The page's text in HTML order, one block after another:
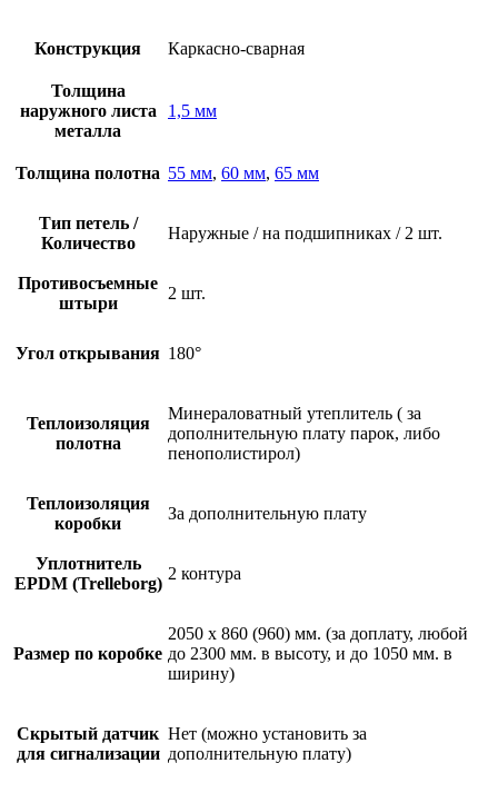
Конструкция Каркасно-сварная
Толщина
наружного листа
металла
1,5 мм
Толщина полотна 55 мм, 60 мм, 65 мм
Тип петель /
Количество
Наружные / на подшипниках / 2 шт.
Противосъемные
штыри
2 шт.
Угол открывания 180°
Теплоизоляция
полотна
Минераловатный утеплитель ( за
дополнительную плату парок, либо
пенополистирол)
Теплоизоляция
коробки
За дополнительную плату
Уплотнитель
EPDM (Trelleborg)
2 контура
Размер по коробке
2050 х 860 (960) мм. (за доплату, любой
до 2300 мм. в высоту, и до 1050 мм. в
ширину)
Скрытый датчик
для сигнализации
Нет (можно установить за
дополнительную плату)